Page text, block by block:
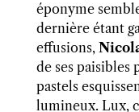
éponyme
dernière étant
effusions,
de ses paisibles
pastels
lumineux. Lux,